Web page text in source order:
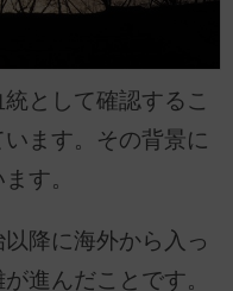
として確認するこ
ます。その背景に
す。
降に海外から入っ
進んだことです。